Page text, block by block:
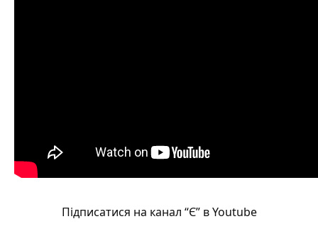
Підписатися на канал “Є” в Youtube